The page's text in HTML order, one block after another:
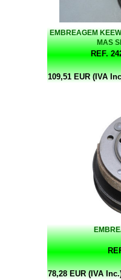
EMBREAGEM
MAS
REF.
109,51 EUR (IVA
78,28 EUR (IVA